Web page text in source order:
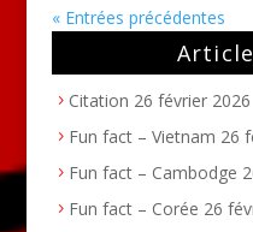
« Entrées précédentes
Citation 26 février 2026
Fun fact – Vietnam 26
Fun fact – Cambodge
Fun fact – Corée 26